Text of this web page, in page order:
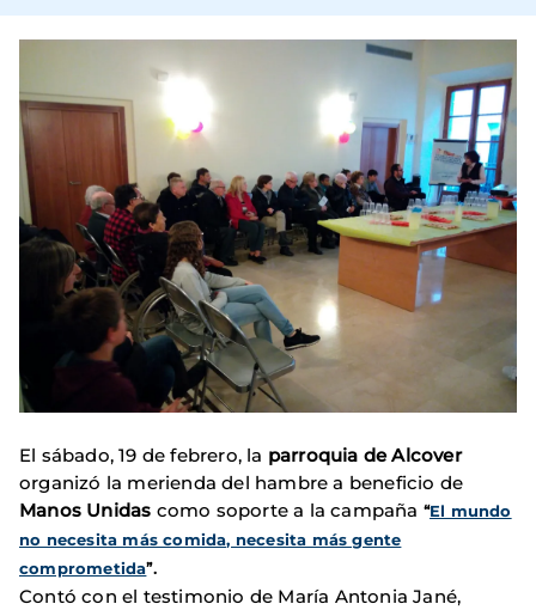
El sábado, 19 de febrero, la parroquia de Alcover
organizó la merienda del hambre a beneficio de
Manos Unidas como soporte a la campaña “El mundo
no necesita más comida, necesita más gente
comprometida”.
Contó con el testimonio de María Antonia Jané,